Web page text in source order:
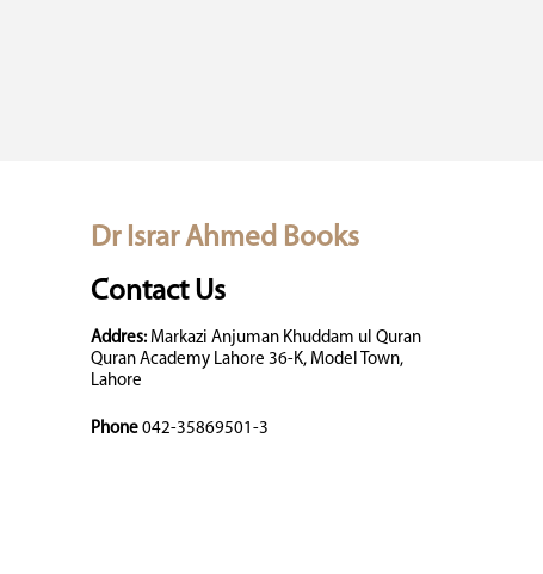
Dr Israr Ahmed Books
Contact Us
Addres:Markazi Anjuman Khuddam ul Quran
Quran Academy Lahore 36-K, Model Town,
Lahore
Phone 042-35869501-3